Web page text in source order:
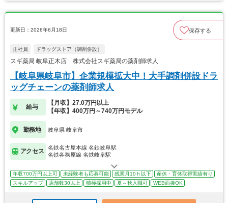
更新日：2026年6月18日 保存する
正社員 ドラッグストア（調剤併設）
スギ薬局 岐阜正木店 株式会社スギ薬局の薬剤師求人
【岐阜県岐阜市】企業規模拡大中！大手調剤併設ドラ
ッグチェーンの薬剤師求人
給与
【月収】27.0万円以上
【年収】400万円～740万円モデル
勤務地 岐阜県 岐阜市
アクセス
名鉄名古屋本線 名鉄岐阜駅
名鉄各務原線 名鉄岐阜駅
年収700万円以上可 未経験者も応募可能 残業月10ｈ以下
産休・育休取得実績有り
スキルアップ
店舗数30以上 積極採用中 夏～秋入職可 WEB面接OK